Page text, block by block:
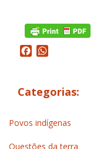
Facebook
Categorias:
Povos indígenas
Questões da terra